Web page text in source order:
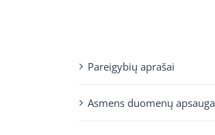
Pareigybių aprašai
Asmens duomenų apsauga